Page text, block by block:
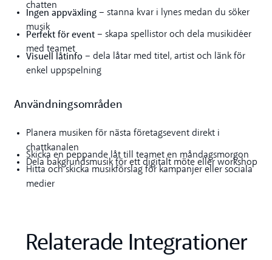
chatten
Ingen appväxling– stanna kvar i lynes medan du söker
musik
Perfekt för event– skapa spellistor och dela musikidéer
med teamet
Visuell låtinfo – dela låtar med titel, artist och länk för
enkel uppspelning
Användningsområden
Planera musiken för nästa företagsevent direkt i
chattkanalen
Skicka en peppande låt till teamet en måndagsmorgon
Dela bakgrundsmusik för ett digitalt möte eller workshop
Hitta och skicka musikförslag för kampanjer eller sociala
medier
Relaterade Integrationer